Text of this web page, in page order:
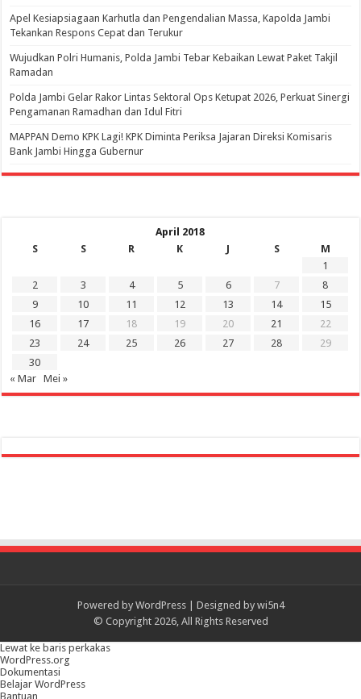
Apel Kesiapsiagaan Karhutla dan Pengendalian Massa, Kapolda Jambi
Tekankan Respons Cepat dan Terukur
Wujudkan Polri Humanis, Polda Jambi Tebar Kebaikan Lewat Paket Takjil
Ramadan
Polda Jambi Gelar Rakor Lintas Sektoral Ops Ketupat 2026, Perkuat Sinergi
Pengamanan Ramadhan dan Idul Fitri
‎MAPPAN Demo KPK Lagi! KPK Diminta Periksa Jajaran Direksi Komisaris
Bank Jambi Hingga Gubernur ‎
April 2018
S
S R K J S
M
1
2
3 4 5 6 7
8
9
10 11 12 13 14
15
16
17 18 19 20 21
22
23
24 25 26 27 28
29
30
« Mar
Mei »
Powered by WordPress| Designed by wi5n4
© Copyright 2026, All Rights Reserved
Lewat ke baris perkakas
Tentang
WordPress
WordPress.org
Dokumentasi
Belajar WordPress
Bantuan